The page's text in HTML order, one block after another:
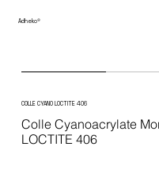
Adheko®
COLLE CYANO LOCTITE 406
Colle Cyanoacrylate
LOCTITE 406